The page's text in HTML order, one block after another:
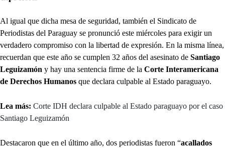
Al igual que dicha mesa de seguridad, también el Sindicato de
Periodistas del Paraguay se pronunció este miércoles para exigir un
verdadero compromiso con la libertad de expresión. En la misma línea,
recuerdan que este año se cumplen 32 años del asesinato de Santiago
Leguizamón y hay una sentencia firme de la Corte Interamericana
de Derechos Humanos que declara culpable al Estado paraguayo.
Lea más: Corte IDH declara culpable al Estado paraguayo por el caso
Santiago Leguizamón
Destacaron que en el último año, dos periodistas fueron “acallados